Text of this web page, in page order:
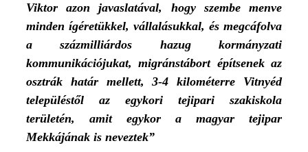
Viktor azon javaslatával, hogy szembe menve
minden ígéretükkel, vállalásukkal, és megcáfolva
a százmilliárdos hazug kormányzati
kommunikációjukat, migránstábort építsenek az
osztrák határ mellett, 3-4 kilométerre Vitnyéd
településtől az egykori tejipari szakiskola
területén, amit egykor a magyar tejipar
Mekkájának is neveztek”